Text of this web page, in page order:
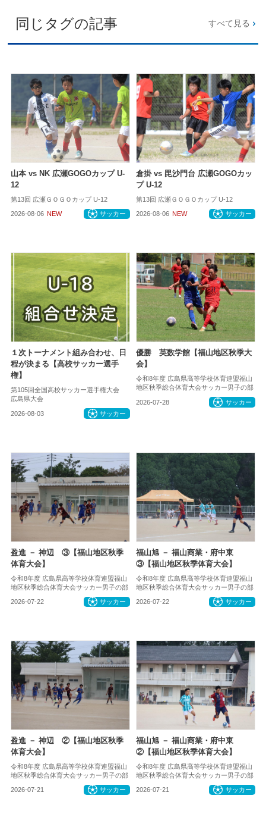
同じタグの記事 すべて見る
山本 vs NK 広瀬GOGOカップ U-
12
第13回 広瀬ＧＯＧＯカップ U-12
2026-08-06 NEW サッカー
倉掛 vs 毘沙門台 広瀬GOGOカッ
プ U-12
第13回 広瀬ＧＯＧＯカップ U-12
2026-08-06 NEW サッカー
１次トーナメント組み合わせ、日
程が決まる【高校サッカー選手
権】
第105回全国高校サッカー選手権大会
広島県大会
2026-08-03 サッカー
優勝 英数学館【福山地区秋季大
会】
令和8年度 広島県高等学校体育連盟福山
地区秋季総合体育大会サッカー男子の部
2026-07-28 サッカー
盈進 － 神辺 ③【福山地区秋季
体育大会】
令和8年度 広島県高等学校体育連盟福山
地区秋季総合体育大会サッカー男子の部
2026-07-22 サッカー
福山旭 － 福山商業・府中東
③【福山地区秋季体育大会】
令和8年度 広島県高等学校体育連盟福山
地区秋季総合体育大会サッカー男子の部
2026-07-22 サッカー
盈進 － 神辺 ②【福山地区秋季
体育大会】
令和8年度 広島県高等学校体育連盟福山
地区秋季総合体育大会サッカー男子の部
2026-07-21 サッカー
福山旭 － 福山商業・府中東
②【福山地区秋季体育大会】
令和8年度 広島県高等学校体育連盟福山
地区秋季総合体育大会サッカー男子の部
2026-07-21 サッカー